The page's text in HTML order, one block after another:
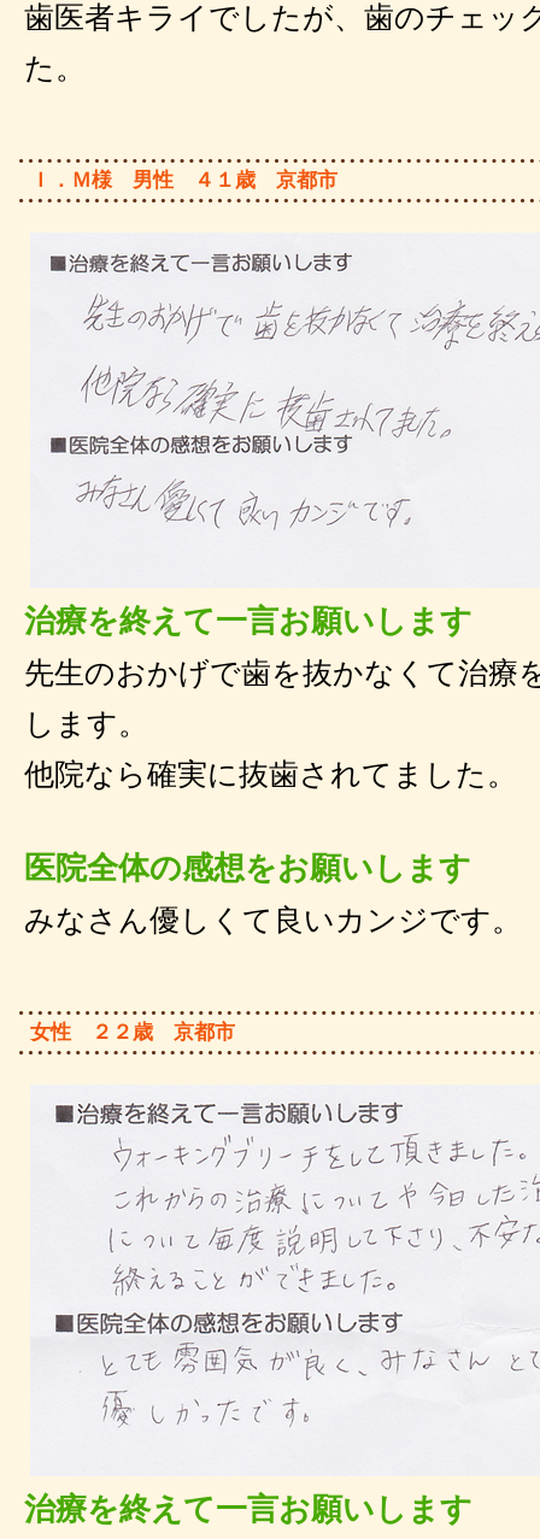
歯医者キライでしたが、歯のチェッ
た。
Ｉ．Ｍ様 男性 ４１歳 京都市
治療を終えて一言お願いします
先生のおかげで歯を抜かなくて治療
します。
他院なら確実に抜歯されてました。
医院全体の感想をお願いします
みなさん優しくて良いカンジです。
女性 ２２歳 京都市
治療を終えて一言お願いします